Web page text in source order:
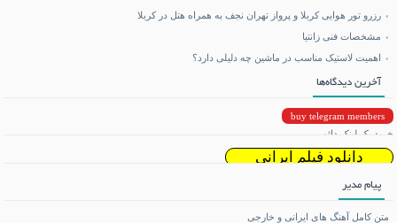
رزرو تور هوایی کربلا و پرواز تهران نجف به همراه هتل در کربلا
مشخصات فنی زانتیا
اهمیت لاستیک مناسب در ماشین چه دلیلی دارد؟
آخرین دیدگاه‌ها
buy telegram members
خرید بک لینک دائمی
دانلود فیلم ایرانی
دانلود ریمیکس
پیام مدیر
متن کامل آهنگ های ایرانی و خارجی